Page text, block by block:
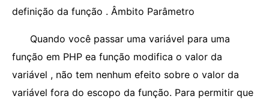
definição da função . Âmbito Parâmetro
Quando você passar uma variável para uma
função em PHP ea função modifica o valor da
variável , não tem nenhum efeito sobre o valor da
variável fora do escopo da função. Para permitir que